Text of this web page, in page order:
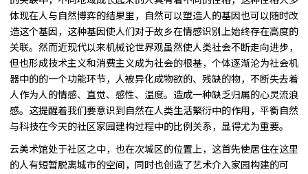
体现在人与自然博弈的结果里，自然可以塑造人的基因也可以随时改
造这个基因，这种基因使人们对于故乡在情感识别上始终存在高度的
关联。然而近现代以来机械论世界观虽然使人类社会不断走向进步，
但也形成技术主义和消费主义成为社会的根基，个体逐渐沦为社会机
器中的的一个功能环节，人被异化成物欲的、残缺的物，不断失去着
人作为人的情感、直觉、感性、温度。造成一种缺乏归属的心灵流浪
感。这提醒着我们要意识到自然在人类生活繁衍中的作用，平衡自然
与科技在今天的社区家园建构过程中的比例关系，显得尤为重要。
云美术馆处于社区之中，也在次城区的位置上，这首先使居住在这里
的人有短暂脱离城市的空间，同时也创造了艺术介入家园构建的可